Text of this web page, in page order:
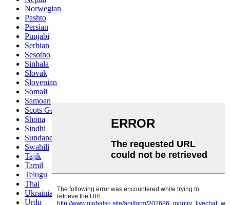
Norwegian
Pashto
Persian
Punjabi
Serbian
Sesotho
Sinhala
Slovak
Slovenian
Somali
Samoan
Scots Gaelic
Shona
Sindhi
Sundanese
Swahili
Tajik
Tamil
Telugu
Thai
Ukrainian
Urdu